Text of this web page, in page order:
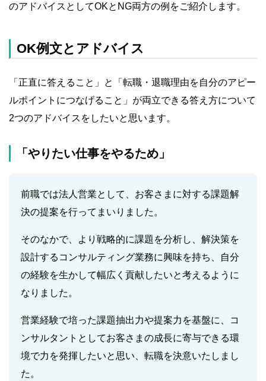
のアドバイスとしてOKとNG両方の例をご紹介します。
OK例文とアドバイス
「正直に答えること」と「転職・退職理由を自分のアピー
ルポイントにつなげること」が両立できる答え方について
2つのアドバイスをしたいと思います。
「やりたい仕事をやるため」
前職では法人営業として、お客さまに対する課題解
決の提案を行ってまいりました。
そのなかで、より戦略的に課題を分析し、解決策を
設計するコンサルティング業務に興味を持ち、自分
の経験を生かして幅広く貢献したいと考えるように
なりました。
営業経験で培った課題抽出力や提案力を基盤に、コ
ンサルタントとしてお客さまの成長に寄与できる環
境で力を発揮したいと思い、転職を決意いたしまし
た。